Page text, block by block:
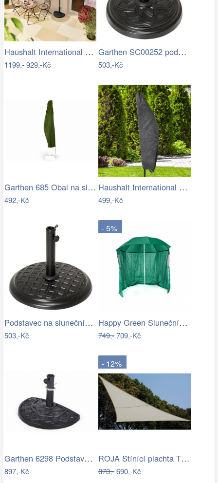
Haushalt International Slunečník…
1199,-929,-Kč
Garthen SC00252 podstavec na slunečník…
503,-Kč
Garthen 685 Obal na slunečník s…
492,-Kč
Haushalt International Ochranný obal na…
499,-Kč
Podstavec na slunečník, kulatý, 15 kg
503,-Kč
- 5%
Happy Green Slunečník s boční stěnou,…
749,-709,-Kč
Garthen 6298 Podstavec pro půlkulaté…
897,-Kč
- 12%
ROJA Stínící plachta TROJÚHELNÍK 3,6m
873,-690,-Kč